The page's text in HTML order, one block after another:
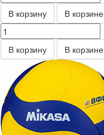
В корзину В корзине
В корзину В корзине